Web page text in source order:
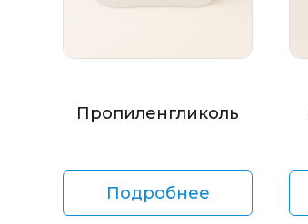
Пропиленгликоль
Подробнее